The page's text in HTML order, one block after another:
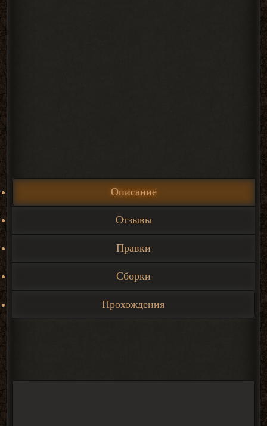
Описание
Отзывы
Правки
Сборки
Прохождения